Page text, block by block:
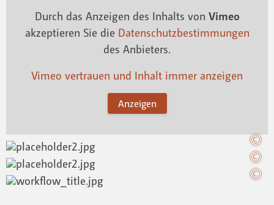
Durch das Anzeigen des Inhalts von Vimeo
akzeptieren Sie die Datenschutzbestimmungen
des Anbieters.
Vimeo vertrauen und Inhalt immer anzeigen
Anzeigen